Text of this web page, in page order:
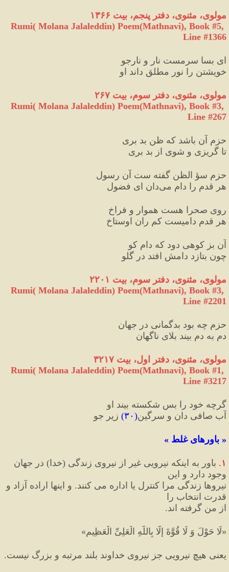
مولوی، مثنوی، دفتر پنجم، بیت ۱۳۶۶
Rumi( Molana Jalaleddin) Poem(Mathnavi), Book #5,
Line #1366
ای بسا سرمست نار و نارجو
خویشتن را نور مطلق داند او
مولوی، مثنوی، دفتر سوم، بیت ۲۶۷
Rumi( Molana Jalaleddin) Poem(Mathnavi), Book #3,
Line #267
حزم آن باشد که ظن بد بری
تا گریزی و شوی از بد بری
حزم سؤ الظن گفته ست آن رسول
هر قدم را دام میدان ای فضول
روی صحرا هست هموار و فراخ
هر قدم دامیست کم ران اوستاخ
آن بز کوهی دود که دام کو
چون بتازد دامش افتد در گلو
مولوی، مثنوی، دفتر سوم، بیت ۲۲۰۱
Rumi( Molana Jalaleddin) Poem(Mathnavi), Book #3,
Line #2201
حزم چه بود بدگمانی در جهان
دم به دم بیند بلای ناگهان
مولوی، مثنوی، دفتر اول، بیت ۳۲۱۷
Rumi( Molana Jalaleddin) Poem(Mathnavi), Book #1,
Line #3217
گرچه خود را بس شکسته بیند او
آب صافی دان و سرگین( ۳۰) زیر جو
« باورهای غلط »
۱. باور به اینکه نیرویی غیر از نیروی زندگی (خدا)
وجود دارد و این
قدرت انتخاب را
از من گرفته اند.
«لَا حَوْلَ وَ لَا قُوَّةَ إِلَّا بِاللَّهِ الْعَلِیِّ الْعَظِیمِ»
یعنی هیچ نیرویى جز نیروی خداوند بلند مرتبه و بزرگ نیست.